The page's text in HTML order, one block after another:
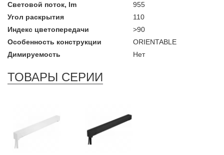
Световой поток, lm
955
Угол раскрытия
110
Индекс цветопередачи
>90
Особенность конструкции
ORIENTABLE
Димируемость
Нет
ТОВАРЫ СЕРИИ